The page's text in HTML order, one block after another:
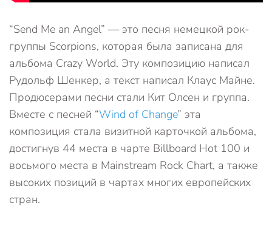
“Send Me an Angel” — это песня немецкой рок-
группы Scorpions, которая была записана для
альбома Crazy World. Эту композицию написал
Рудольф Шенкер, а текст написал Клаус Майне.
Продюсерами песни стали Кит Олсен и группа.
Вместе с песней “Wind of Change” эта
композиция стала визитной карточкой альбома,
достигнув 44 места в чарте Billboard Hot 100 и
восьмого места в Mainstream Rock Chart, а также
высоких позиций в чартах многих европейских
стран.